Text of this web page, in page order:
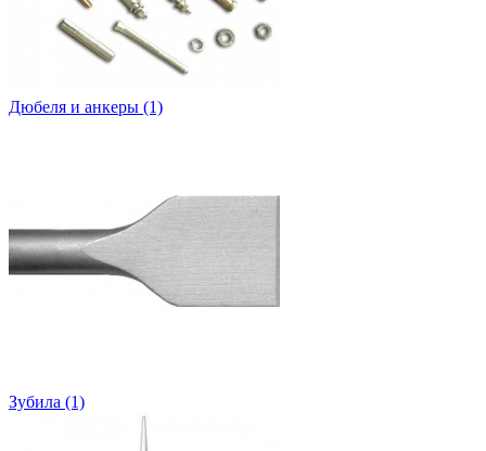
Дюбеля и анкеры (1)
Зубила (1)